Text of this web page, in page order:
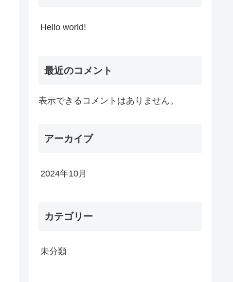
Hello world!
最近のコメント
表示できるコメントはありません。
アーカイブ
2024年10月
カテゴリー
未分類